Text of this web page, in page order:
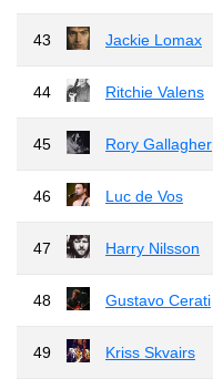
43 Jackie Lomax
44 Ritchie Valens
45 Rory Gallagher
46 Luc de Vos
47 Harry Nilsson
48 Gustavo Cerati
49 Kriss Skvairs